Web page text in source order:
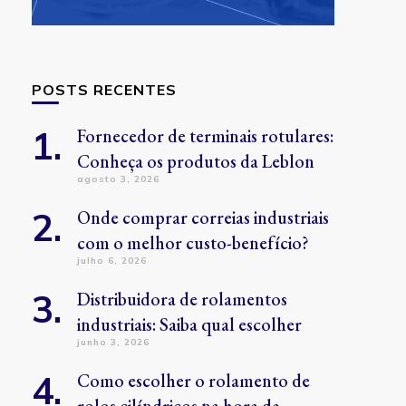
POSTS RECENTES
Fornecedor de terminais rotulares:
Conheça os produtos da Leblon
agosto 3, 2026
Onde comprar correias industriais
com o melhor custo-benefício?
julho 6, 2026
Distribuidora de rolamentos
industriais: Saiba qual escolher
junho 3, 2026
Como escolher o rolamento de